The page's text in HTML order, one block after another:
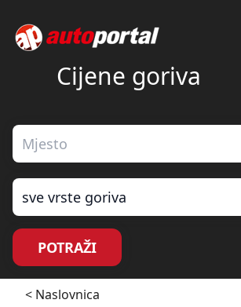
Cijene goriva
sve vrste goriva
POTRAŽI
< Naslovnica